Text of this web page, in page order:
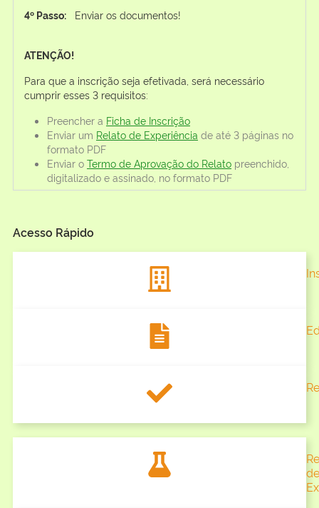
4º Passo: Enviar os documentos!
ATENÇÃO!
Para que a inscrição seja efetivada, será necessário
cumprir esses 3 requisitos:
Preencher a Ficha de Inscrição
Enviar um Relato de Experiência de até 3 páginas no
formato PDF
Enviar o Termo de Aprovação do Relato preenchido,
digitalizado e assinado, no formato PDF
Acesso Rápido
de